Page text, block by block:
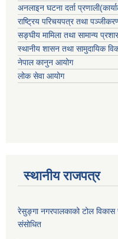
अनलाइन घटना दर्ता
राष्ट्रिय परिचयपत्र तथा
सङ्घीय मामिला तथा सामान्य
स्थानीय शासन तथा सामुदायिक
नेपाल कानुन आयोग
लोक सेवा आयोग
स्थानीय राजपत्र
रेसुङ्गा नगरपालकाको टोल
संसोधित